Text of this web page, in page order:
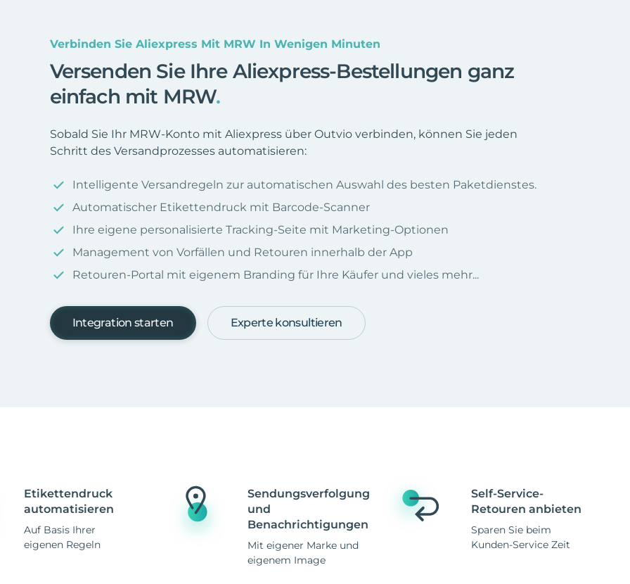
Verbinden Sie Aliexpress Mit MRW In Wenigen Minuten
Versenden Sie Ihre Aliexpress-Bestellungen ganz
einfach mit MRW.
Sobald Sie Ihr MRW-Konto mit Aliexpress über Outvio verbinden, können Sie jeden
Schritt des Versandprozesses automatisieren:
Intelligente Versandregeln zur automatischen Auswahl des besten Paketdienstes.
Automatischer Etikettendruck mit Barcode-Scanner
Ihre eigene personalisierte Tracking-Seite mit Marketing-Optionen
Management von Vorfällen und Retouren innerhalb der App
Retouren-Portal mit eigenem Branding für Ihre Käufer und vieles mehr...
Integration starten Experte konsultieren
Etikettendruck
automatisieren
Auf Basis Ihrer
eigenen Regeln
Sendungsverfolgung
und
Benachrichtigungen
Mit eigener Marke und
eigenem Image
Self-Service-
Retouren anbieten
Sparen Sie beim
Kunden-Service Zeit